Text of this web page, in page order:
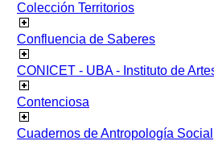
Colección Territorios
Confluencia de Saberes
CONICET - UBA - Instituto de
Contenciosa
Cuadernos de Antropología Social